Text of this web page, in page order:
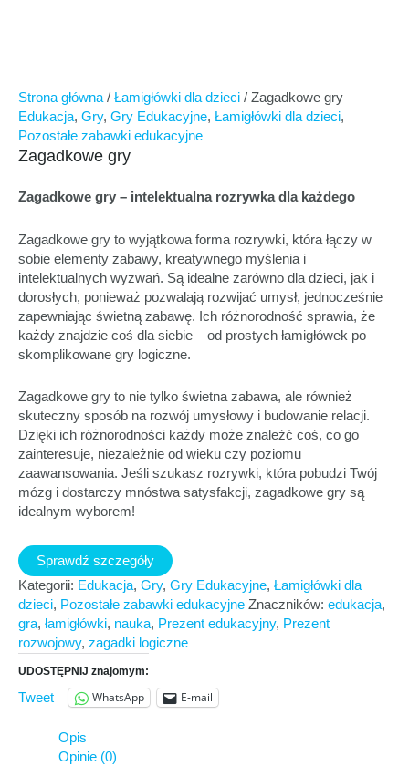
Strona główna / Łamigłówki dla dzieci / Zagadkowe gry
Edukacja, Gry, Gry Edukacyjne, Łamigłówki dla dzieci,
Pozostałe zabawki edukacyjne
Zagadkowe gry
Zagadkowe gry – intelektualna rozrywka dla każdego
Zagadkowe gry to wyjątkowa forma rozrywki, która łączy w
sobie elementy zabawy, kreatywnego myślenia i
intelektualnych wyzwań. Są idealne zarówno dla dzieci, jak i
dorosłych, ponieważ pozwalają rozwijać umysł, jednocześnie
zapewniając świetną zabawę. Ich różnorodność sprawia, że
każdy znajdzie coś dla siebie – od prostych łamigłówek po
skomplikowane gry logiczne.
Zagadkowe gry to nie tylko świetna zabawa, ale również
skuteczny sposób na rozwój umysłowy i budowanie relacji.
Dzięki ich różnorodności każdy może znaleźć coś, co go
zainteresuje, niezależnie od wieku czy poziomu
zaawansowania. Jeśli szukasz rozrywki, która pobudzi Twój
mózg i dostarczy mnóstwa satysfakcji, zagadkowe gry są
idealnym wyborem!
Sprawdź szczegóły
Kategorii: Edukacja, Gry, Gry Edukacyjne, Łamigłówki dla
dzieci, Pozostałe zabawki edukacyjne Znaczników: edukacja,
gra, łamigłówki, nauka, Prezent edukacyjny, Prezent
rozwojowy, zagadki logiczne
UDOSTĘPNIJ znajomym:
Tweet WhatsApp E-mail
Opis
Opinie (0)